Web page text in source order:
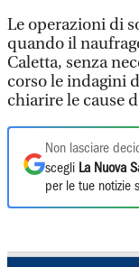
Le operazioni di
quando il
Caletta, senza
corso le indagini
chiarire le cause
Non lasciare
scegli La Nuova
per le tue notizie